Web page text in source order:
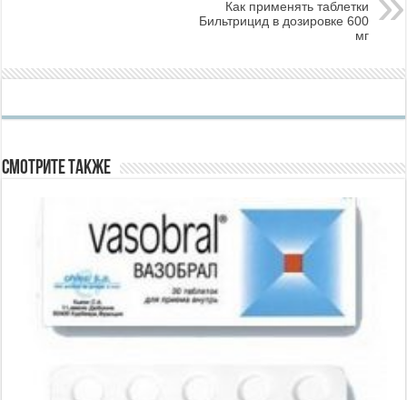
Как применять таблетки
Бильтрицид в дозировке 600
мг
Смотрите также